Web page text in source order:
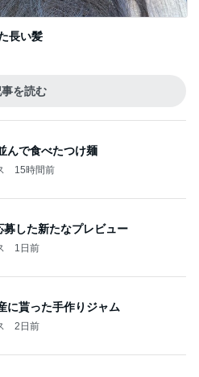
長い髪
を読む
んで食べたつけ麺
15時間前
募した新たなプレビュー
1日前
に貰った手作りジャム
2日前